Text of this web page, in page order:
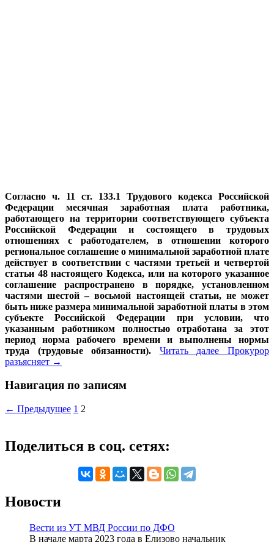
Согласно ч. 11 ст. 133.1 Трудового кодекса Российской
Федерации месячная заработная плата работника,
работающего на территории соответствующего субъекта
Российской Федерации и состоящего в трудовых
отношениях с работодателем, в отношении которого
региональное соглашение о минимальной заработной плате
действует в соответствии с частями третьей и четвертой
статьи 48 настоящего Кодекса, или на которого указанное
соглашение распространено в порядке, установленном
частями шестой – восьмой настоящей статьи, не может
быть ниже размера минимальной заработной платы в этом
субъекте Российской Федерации при условии, что
указанным работником полностью отработана за этот
период норма рабочего времени и выполнены нормы
труда (трудовые обязанности).
Читать далееПрокурор
разъясняет →
Навигация по записям
← Предыдущее 1 2
Поделиться в соц. сетях:
Новости
Вести из УТ МВД России по ДФО
В начале марта 2023 года в Елизово начальник